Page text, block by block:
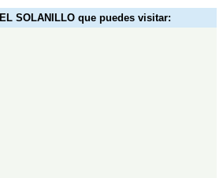
SOLANILLO que puedes visitar: